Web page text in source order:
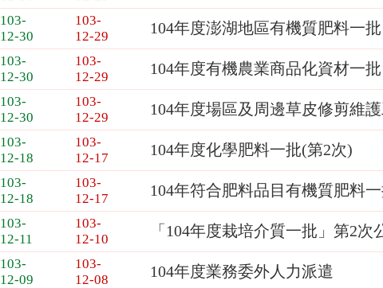
103-
12-30
103-
12-29
104年度澎湖地區有機質肥料一批
103-
12-30
103-
12-29
104年度有機農業商品化資材一批
103-
12-30
103-
12-29
104年度場區及周邊草皮修剪維
103-
12-18
103-
12-17
104年度化學肥料一批(第2次)
103-
12-18
103-
12-17
104年符合肥料品目有機質肥料
103-
12-11
103-
12-10
「104年度栽培介質一批」第2次
103-
12-09
103-
12-08
104年度業務委外人力派遣